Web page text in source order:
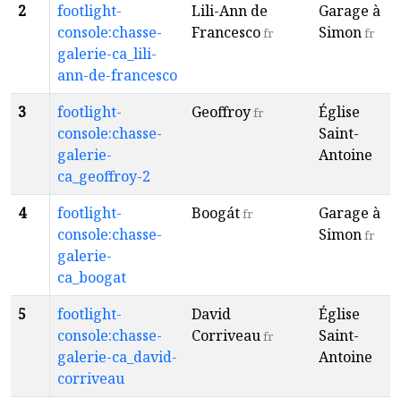
2
footlight-
console:chasse-
galerie-ca_lili-
ann-de-francesco
Lili-Ann de
Francescofr
Garage à
Simonfr
3
footlight-
console:chasse-
galerie-
ca_geoffroy-2
Geoffroyfr
Église
Saint-
Antoine
4
footlight-
console:chasse-
galerie-
ca_boogat
Boogátfr
Garage à
Simonfr
5
footlight-
console:chasse-
galerie-ca_david-
corriveau
David
Corriveaufr
Église
Saint-
Antoine